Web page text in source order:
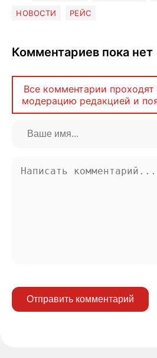
НОВОСТИ
РЕЙС
Комментариев пока нет
Все комментарии
модерацию редакцией и
Отправить комментарий